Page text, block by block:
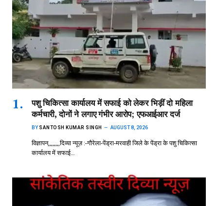
पशु चिकित्सा कार्यालय में सफाई को लेकर भिड़ीं दो महिला
कर्मचारी, दोनों ने लगाए गंभीर आरोप; एफआईआर दर्ज
BY SANTOSH KUMAR SINGH AUGUST 8, 2026
विज्ञापन,,,,,,,,दिव्या न्यूज़ :-गौरेला-पेंड्रा-मरवाही जिले के पेंड्रा के पशु चिकित्सा
कार्यालय में सफाई…